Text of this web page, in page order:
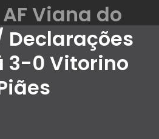
Viana do
Declarações
3-0 Vitorino